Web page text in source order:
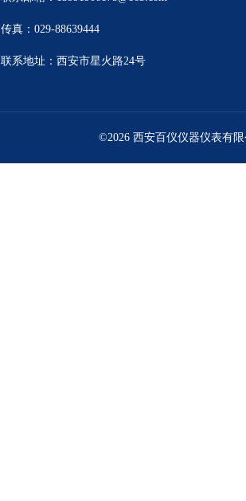
传真：029-88639444
联系地址：西安市星火路24号
©2026 西安百仪仪器仪表有